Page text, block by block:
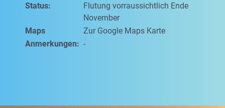
Status:
Flutung vorraussichtlich Ende
November
Maps
Zur Google Maps Karte
Anmerkungen: -